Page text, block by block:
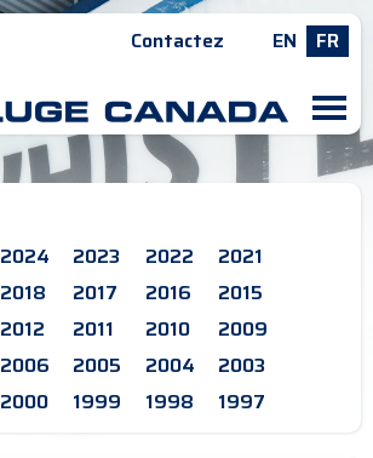
Contactez EN FR
M
2024 2023 2022
2021
2018 2017 2016
2015
2012 2011 2010
2009
2006 2005 2004
2003
2000 1999 1998 1997